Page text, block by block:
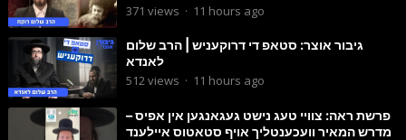
371 views · 11 hours ago
גיבור אוצר: סטאפ די דרוקעניש | הרב שלום
לאנדא
512views · 11 hours ago
פרשת ראה: צוויי טעג נישט געגאנגען אין אפיס –
מדרש המאיר וועכענטליך אויף סטאטוס איילענד